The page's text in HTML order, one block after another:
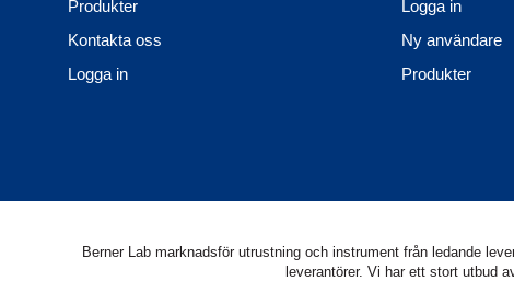
Produkter
Kontakta oss
Logga in
Logga in
Ny användare
Produkter
Berner Lab marknadsför utrustning och instrument från ledande
leverantörer. Vi har ett stort utbud